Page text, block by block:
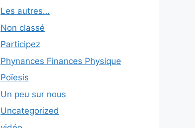
Les autres…
Non classé
Participez
Phynances Finances Physique
Poïesis
Un peu sur nous
Uncategorized